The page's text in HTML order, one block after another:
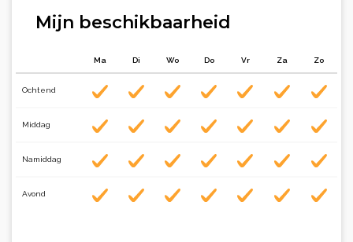
Mijn beschikbaarheid
Ma Di Wo Do Vr Za Zo
Ochtend
Middag
Namiddag
Avond